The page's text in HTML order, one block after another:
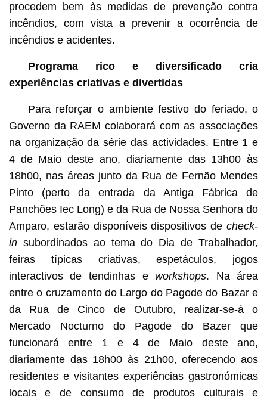
procedem bem às medidas de prevenção contra
incêndios, com vista a prevenir a ocorrência de
incêndios e acidentes.
Programa rico e diversificado cria
experiências criativas e divertidas
Para reforçar o ambiente festivo do feriado, o
Governo da RAEM colaborará com as associações
na organização da série das actividades. Entre 1 e
4 de Maio deste ano, diariamente das 13h00 às
18h00, nas áreas junto da Rua de Fernão Mendes
Pinto (perto da entrada da Antiga Fábrica de
Panchões Iec Long) e da Rua de Nossa Senhora do
Amparo, estarão disponíveis dispositivos decheck-
insubordinados ao tema do Dia de Trabalhador,
feiras típicas criativas, espetáculos, jogos
interactivos de tendinhas e workshops. Na área
entre o cruzamento do Largo do Pagode do Bazar e
da Rua de Cinco de Outubro, realizar-se-á o
Mercado Nocturno do Pagode do Bazer que
funcionará entre 1 e 4 de Maio deste ano,
diariamente das 18h00 às 21h00, oferecendo aos
residentes e visitantes experiências gastronómicas
locais e de consumo de produtos culturais e